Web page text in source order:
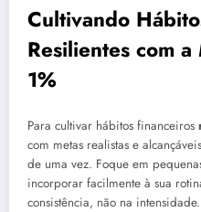
Cultivando
Resilientes com
1%
Para cultivar hábitos financeiros
com metas realistas e
de uma vez. Foque em
incorporar facilmente à sua
consistência, não na intensidade.